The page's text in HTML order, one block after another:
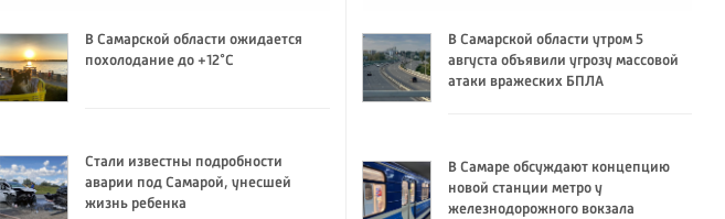
В Самарской области ожидается
похолодание до +12°C
Стали известны подробности
аварии под Самарой, унесшей
жизнь ребенка
В Самарской области утром 5
августа объявили угрозу массовой
атаки вражеских БПЛА
В Самаре обсуждают концепцию
новой станции метро у
железнодорожного вокзала